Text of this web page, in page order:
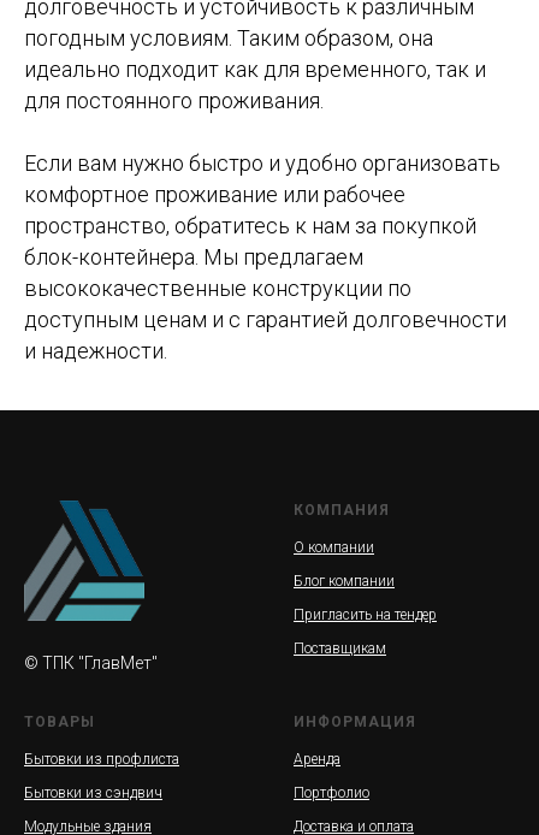
долговечность и устойчивость к различным
погодным условиям. Таким образом, она
идеально подходит как для временного, так и
для постоянного проживания.
Если вам нужно быстро и удобно организовать
комфортное проживание или рабочее
пространство, обратитесь к нам за покупкой
блок-контейнера. Мы предлагаем
высококачественные конструкции по
доступным ценам и с гарантией долговечности
и надежности.
© ТПК "ГлавМет"
КОМПАНИЯ
О компании
Блог компании
Пригласить на тендер
Поставщикам
ТОВАРЫ
Бытовки из профлиста
Бытовки из сэндвич
Модульные здания
ИНФОРМАЦИЯ
Аренда
Портфолио
Доставка и оплата